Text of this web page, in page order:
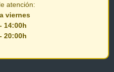
atención:
viernes
14:00h
20:00h